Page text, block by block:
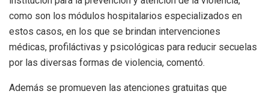
como son los módulos hospitalarios especializados en
estos casos, en los que se brindan intervenciones
médicas, profiláctivas y psicológicas para reducir secuelas
por las diversas formas de violencia, comentó.
Además se promueven las atenciones gratuitas que